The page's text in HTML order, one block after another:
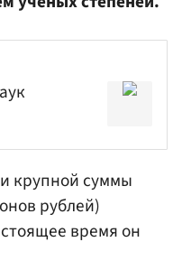
крупной суммы
рублей)
время он